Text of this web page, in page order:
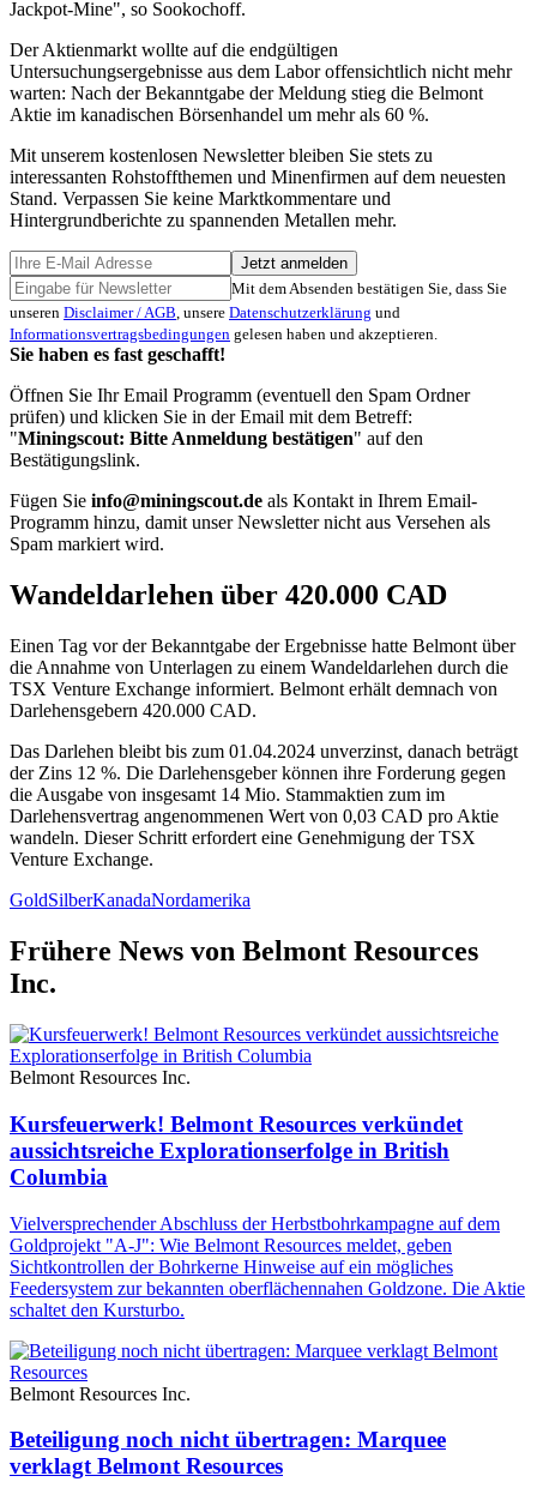
Jackpot-Mine", so Sookochoff.
Der Aktienmarkt wollte auf die endgültigen
Untersuchungsergebnisse aus dem Labor offensichtlich nicht mehr
warten: Nach der Bekanntgabe der Meldung stieg die Belmont
Aktie im kanadischen Börsenhandel um mehr als 60 %.
Mit unserem kostenlosen Newsletter bleiben Sie stets zu
interessanten Rohstoffthemen und Minenfirmen auf dem neuesten
Stand. Verpassen Sie keine Marktkommentare und
Hintergrundberichte zu spannenden Metallen mehr.
Jetzt anmelden
Mit dem Absenden bestätigen Sie, dass Sie
unseren Disclaimer / AGB, unsere Datenschutzerklärung und
Informationsvertragsbedingungen gelesen haben und akzeptieren.
Sie haben es fast geschafft!
Öffnen Sie Ihr Email Programm (eventuell den Spam Ordner
prüfen) und klicken Sie in der Email mit dem Betreff:
"Miningscout: Bitte Anmeldung bestätigen" auf den
Bestätigungslink.
Fügen Sie info@miningscout.de als Kontakt in Ihrem Email-
Programm hinzu, damit unser Newsletter nicht aus Versehen als
Spam markiert wird.
Wandeldarlehen über 420.000 CAD
Einen Tag vor der Bekanntgabe der Ergebnisse hatte Belmont über
die Annahme von Unterlagen zu einem Wandeldarlehen durch die
TSX Venture Exchange informiert. Belmont erhält demnach von
Darlehensgebern 420.000 CAD.
Das Darlehen bleibt bis zum 01.04.2024 unverzinst, danach beträgt
der Zins 12 %. Die Darlehensgeber können ihre Forderung gegen
die Ausgabe von insgesamt 14 Mio. Stammaktien zum im
Darlehensvertrag angenommenen Wert von 0,03 CAD pro Aktie
wandeln. Dieser Schritt erfordert eine Genehmigung der TSX
Venture Exchange.
GoldSilberKanadaNordamerika
Frühere News von Belmont Resources
Inc.
Belmont Resources Inc.
Kursfeuerwerk! Belmont Resources verkündet
aussichtsreiche Explorationserfolge in British
Columbia
Vielversprechender Abschluss der Herbstbohrkampagne auf dem
Goldprojekt "A-J": Wie Belmont Resources meldet, geben
Sichtkontrollen der Bohrkerne Hinweise auf ein mögliches
Feedersystem zur bekannten oberflächennahen Goldzone. Die Aktie
schaltet den Kursturbo.
Belmont Resources Inc.
Beteiligung noch nicht übertragen: Marquee
verklagt Belmont Resources